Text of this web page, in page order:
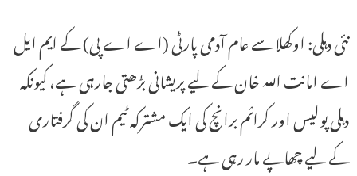
نئی دہلی: اوکھلا سے عام آدمی پارٹی (اے اے پی) کے ایم ایل
اے امانت اللہ خان کے لیے پریشانی بڑھتی جارہی ہے، کیونکہ
دہلی پولیس اور کرائم برانچ کی ایک مشترکہ ٹیم ان کی گرفتاری
کے لیے چھاپے مار رہی ہے۔